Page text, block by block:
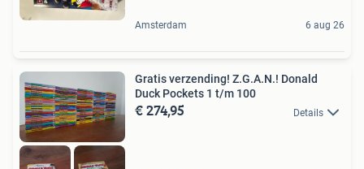
Amsterdam 6 aug 26
Gratis verzending! Z.G.A.N.! Donald
Duck Pockets 1 t/m 100
€ 274,95 Details